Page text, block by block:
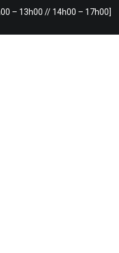
– 13h00 // 14h00 – 17h00]